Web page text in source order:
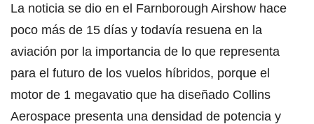
La noticia se dio en el Farnborough Airshow hace
poco más de 15 días y todavía resuena en la
aviación por la importancia de lo que representa
para el futuro de los vuelos híbridos, porque el
motor de 1 megavatio que ha diseñado Collins
Aerospace presenta una densidad de potencia y